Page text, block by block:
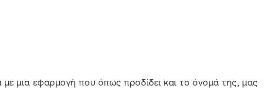
με μια εφαρμογή που όπως προδίδει και το όνομά της, μας